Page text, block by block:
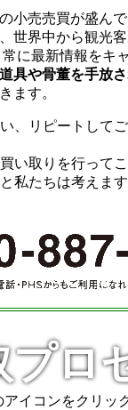
小売売買が盛ん
世界中から観光
常に最新情報をキ
具や骨董を手放
ます。
、リピートして
い取りを行って
私たちは考えま
プロ
アイコンをクリッ